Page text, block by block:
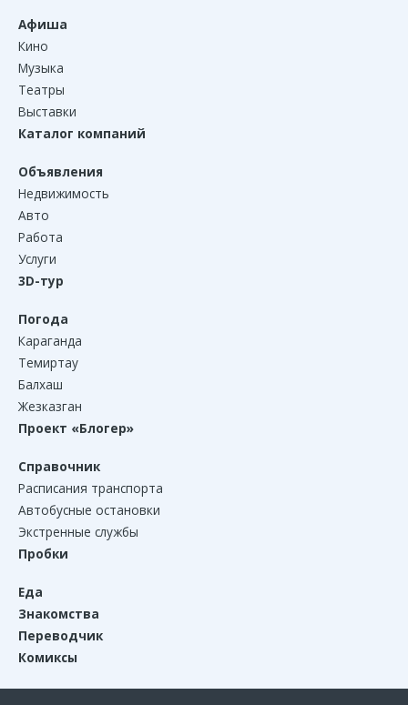
Афиша
Кино
Музыка
Театры
Выставки
Каталог компаний
Объявления
Недвижимость
Авто
Работа
Услуги
3D-тур
Погода
Караганда
Темиртау
Балхаш
Жезказган
Проект «Блогер»
Справочник
Расписания транспорта
Автобусные остановки
Экстренные службы
Пробки
Еда
Знакомства
Переводчик
Комиксы